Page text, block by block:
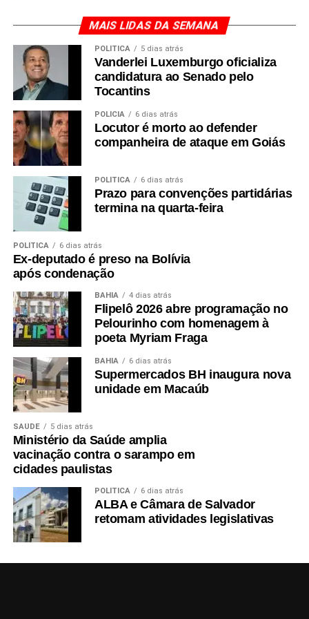
MAIS LIDAS DA SEMANA
POLÍTICA 5 dias atrás
Vanderlei Luxemburgo oficializa
candidatura ao Senado pelo
Tocantins
POLÍCIA 6 dias atrás
Locutor é morto ao defender
companheira de ataque em Goiás
POLÍTICA 6 dias atrás
Prazo para convenções partidárias
termina na quarta-feira
POLÍTICA 6 dias atrás
Ex-deputado é preso na Bolívia
após condenação
BAHIA 4 dias atrás
Flipelô 2026 abre programação no
Pelourinho com homenagem à
poeta Myriam Fraga
BAHIA 6 dias atrás
Supermercados BH inaugura nova
unidade em Macaúb
SAÚDE 5 dias atrás
Ministério da Saúde amplia
vacinação contra o sarampo em
cidades paulistas
POLÍTICA 6 dias atrás
ALBA e Câmara de Salvador
retomam atividades legislativas